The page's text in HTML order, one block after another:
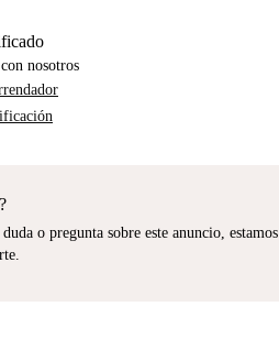
con nosotros
o pregunta sobre este anuncio, estamos